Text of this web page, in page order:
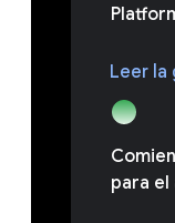
Leer la
para